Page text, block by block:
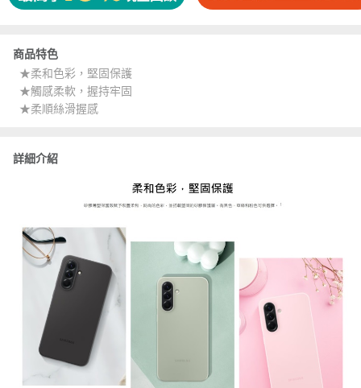
商品特色
★柔和色彩，堅固保護
★觸感柔軟，握持牢固
★柔順絲滑握感
詳細介紹